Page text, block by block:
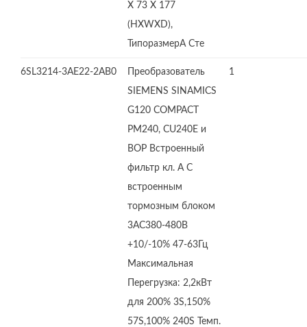
X 73 X 177
(HXWXD),
ТипоразмерA Сте
6SL3214-3AE22-2AB0
Преобразователь
SIEMENS SINAMICS
G120 COMPACT
PM240, CU240E и
BOP Встроенный
фильтр кл. А С
встроенным
тормозным блоком
3AC380-480В
+10/-10% 47-63Гц
Максимальная
Перегрузка: 2,2кВт
для 200% 3S,150%
57S,100% 240S Темп.
1